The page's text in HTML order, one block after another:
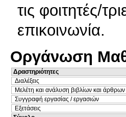
τις φοιτητές/
επικοινωνία.
Οργάνωση
Δραστηριότητες
Διαλέξεις
Μελέτη και ανάλυση βιβλίων και άρθρων
Συγγραφή εργασίας / εργασιών
Εξετάσεις